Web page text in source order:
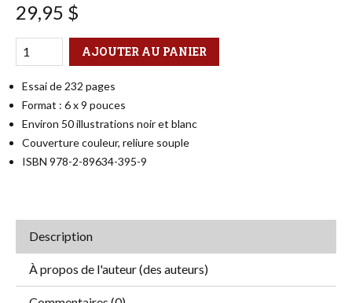
29,95 $
Qté
Format AJOUTER AU PANIER
Essai de 232 pages
Format : 6 x 9 pouces
Environ 50 illustrations noir et blanc
Couverture couleur, reliure souple
ISBN 978-2-89634-395-9
Description
À propos de l'auteur (des auteurs)